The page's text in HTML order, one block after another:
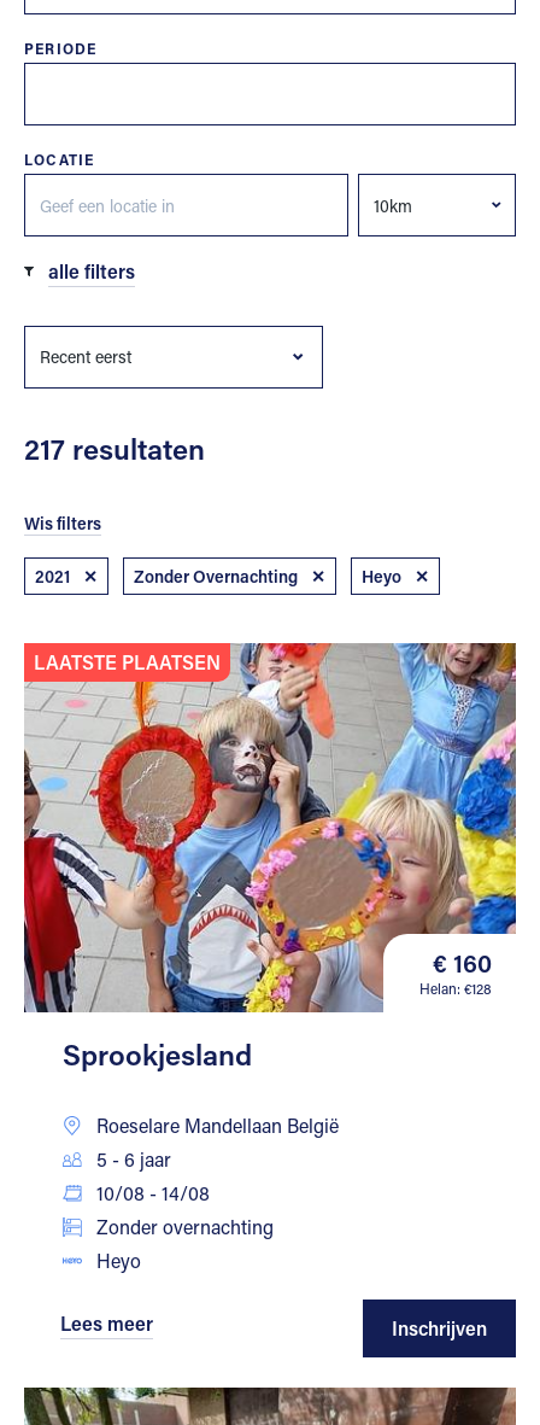
PERIODE
LOCATIE
alle filters
217 resultaten
Wis filters
2021 ✕ Zonder Overnachting ✕ Heyo ✕
LAATSTE PLAATSEN
€ 160
Helan: €128
Sprookjesland
Roeselare Mandellaan België
5 - 6 jaar
10/08 - 14/08
Zonder overnachting
Heyo
Lees meer Inschrijven